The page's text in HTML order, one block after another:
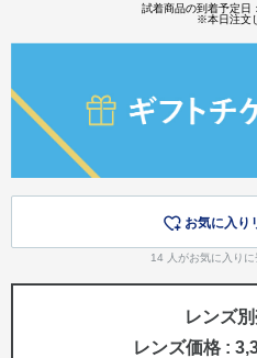
試着商品の到着予定日
※本日注文
お気に入り
14 人がお気に入りに
レンズ
レンズ価格 :